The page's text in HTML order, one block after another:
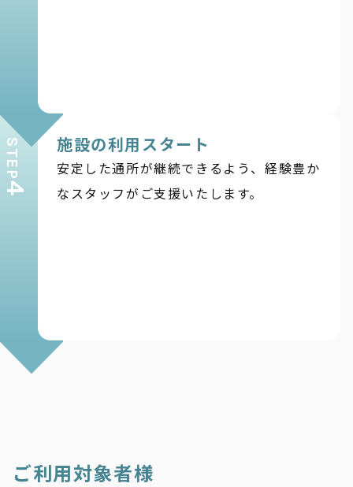
STEP
4
施設の利用スタート
安定した通所が継続できるよう、経験豊か
なスタッフがご支援いたします。
ご利用対象者様